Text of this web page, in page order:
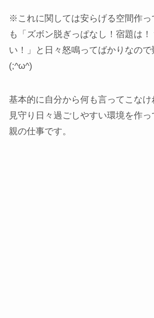
※これに関しては安らげる空間作っ
も「ズボン脱ぎっぱなし！宿題は！
い！」と日々怒鳴ってばかりなの
(;^ω^)
基本的に自分から何も言ってこなけ
見守り日々過ごしやすい環境を作
親の仕事です。